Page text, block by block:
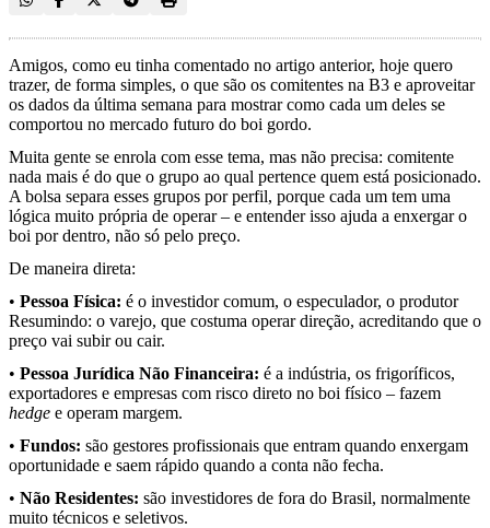
Amigos, como eu tinha comentado no artigo anterior, hoje quero
trazer, de forma simples, o que são os comitentes na B3 e aproveitar
os dados da última semana para mostrar como cada um deles se
comportou no mercado futuro do boi gordo.
Muita gente se enrola com esse tema, mas não precisa: comitente
nada mais é do que o grupo ao qual pertence quem está posicionado.
A bolsa separa esses grupos por perfil, porque cada um tem uma
lógica muito própria de operar – e entender isso ajuda a enxergar o
boi por dentro, não só pelo preço.
De maneira direta:
• Pessoa Física: é o investidor comum, o especulador, o produtor
Resumindo: o varejo, que costuma operar direção, acreditando que o
preço vai subir ou cair.
• Pessoa Jurídica Não Financeira: é a indústria, os frigoríficos,
exportadores e empresas com risco direto no boi físico – fazem
hedge e operam margem.
• Fundos: são gestores profissionais que entram quando enxergam
oportunidade e saem rápido quando a conta não fecha.
• Não Residentes: são investidores de fora do Brasil, normalmente
muito técnicos e seletivos.